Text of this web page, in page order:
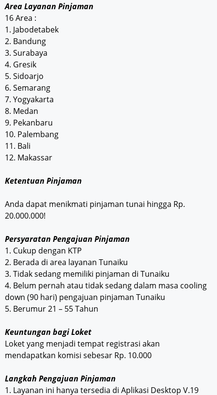
Area Layanan Pinjaman
16 Area :
1. Jabodetabek
2. Bandung
3. Surabaya
4. Gresik
5. Sidoarjo
6. Semarang
7. Yogyakarta
8. Medan
9. Pekanbaru
10. Palembang
11. Bali
12. Makassar
Ketentuan Pinjaman
Anda dapat menikmati pinjaman tunai hingga Rp.
20.000.000!
Persyaratan Pengajuan Pinjaman
1. Cukup dengan KTP
2. Berada di area layanan Tunaiku
3. Tidak sedang memiliki pinjaman di Tunaiku
4. Belum pernah atau tidak sedang dalam masa cooling
down (90 hari) pengajuan pinjaman Tunaiku
5. Berumur 21 – 55 Tahun
Keuntungan bagi Loket
Loket yang menjadi tempat registrasi akan
mendapatkan komisi sebesar Rp. 10.000
Langkah Pengajuan Pinjaman
1. Layanan ini hanya tersedia di Aplikasi Desktop V.19